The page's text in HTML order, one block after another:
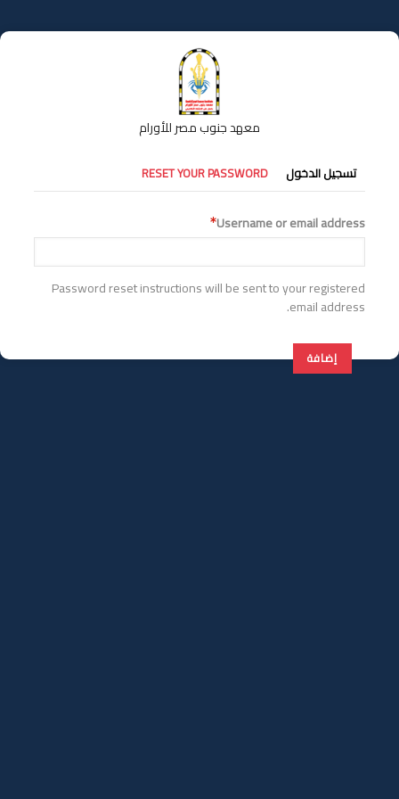
إلى
المحتوى
معهد جنوب مصر للأورام
التبويبات
الأساسية
تسجيل الدخول RESET YOUR PASSWORD
Username or email address
Password reset instructions will be sent to your registered
email address.